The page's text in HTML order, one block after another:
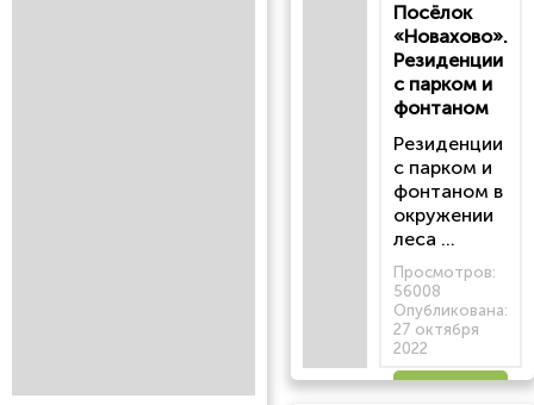
Посёлок
«Новахово».
Резиденции
с парком и
фонтаном
Резиденции
с парком и
фонтаном в
окружении
леса ...
Просмотров:
56008
Опубликована:
27 октября
2022